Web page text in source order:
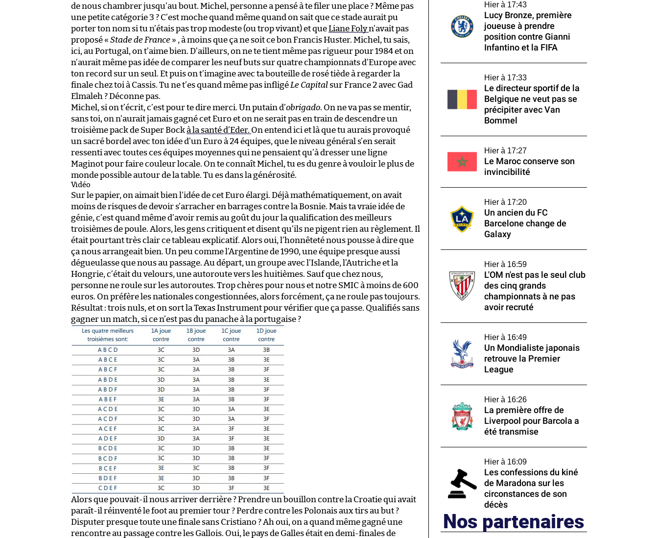
de nous chambrer jusqu’au bout. Michel, personne a pensé à te filer une place ? Même pas
une petite catégorie 3 ? C’est moche quand même quand on sait que ce stade aurait pu
porter ton nom si tu n’étais pas trop modeste (ou trop vivant) et queLiane Folyn’avait pas
proposé « Stade de France » , à moins que ça ne soit ce bon Francis Huster. Michel, tu sais,
ici, au Portugal, on t’aime bien. D’ailleurs, on ne te tient même pas rigueur pour 1984 et on
n’aurait même pas idée de comparer les neuf buts sur quatre championnats d’Europe avec
ton record sur un seul. Et puis on t’imagine avec ta bouteille de rosé tiède à regarder la
finale chez toi à Cassis. Tu ne t’es quand même pas infligé Le Capital sur France 2 avec Gad
Elmaleh ? Déconne pas.
Michel, si on t’écrit, c’est pour te dire merci. Un putain d’obrigado. On ne va pas se mentir,
sans toi, on n’aurait jamais gagné cet Euro et on ne serait pas en train de descendre un
troisième pack de Super Bockà la santé d’Eder. On entend ici et là que tu aurais provoqué
un sacré bordel avec ton idée d’un Euro à 24 équipes, que le niveau général s’en serait
ressenti avec toutes ces équipes moyennes qui ne pensaient qu’à dresser une ligne
Maginot pour faire couleur locale. On te connaît Michel, tu es du genre à vouloir le plus de
monde possible autour de la table. Tu es dans la générosité.
Vidéo
Sur le papier, on aimait bien l’idée de cet Euro élargi. Déjà mathématiquement, on avait
moins de risques de devoir s’arracher en barrages contre la Bosnie. Mais ta vraie idée de
génie, c’est quand même d’avoir remis au goût du jour la qualification des meilleurs
troisièmes de poule. Alors, les gens critiquent et disent qu’ils ne pigent rien au règlement. Il
était pourtant très clair ce tableau explicatif. Alors oui, l’honnêteté nous pousse à dire que
ça nous arrangeait bien. Un peu comme l’Argentine de 1990, une équipe presque aussi
dégueulasse que nous au passage. Au départ, un groupe avec l’Islande, l’Autriche et la
Hongrie, c’était du velours, une autoroute vers les huitièmes. Sauf que chez nous,
personne ne roule sur les autoroutes. Trop chères pour nous et notre SMIC à moins de 600
euros. On préfère les nationales congestionnées, alors forcément, ça ne roule pas toujours.
Résultat : trois nuls, et on sort la Texas Instrument pour vérifier que ça passe. Qualifiés sans
gagner un match, si ce n’est pas du panache à la portugaise ?
Alors que pouvait-il nous arriver derrière ? Prendre un bouillon contre la Croatie qui avait
paraît-il réinventé le foot au premier tour ? Perdre contre les Polonais aux tirs au but ?
Disputer presque toute une finale sans Cristiano ? Ah oui, on a quand même gagné une
rencontre au passage contre les Gallois. Oui, le pays de Galles était en demi-finales de
Hier à 17:43
Lucy Bronze, première
joueuse à prendre
position contre Gianni
Infantino et la FIFA
Hier à 17:33
Le directeur sportif de la
Belgique ne veut pas se
précipiter avec Van
Bommel
Hier à 17:27
Le Maroc conserve son
invincibilité
Hier à 17:20
Un ancien du FC
Barcelone change de
Galaxy
Hier à 16:59
L'OM n'est pas le seul club
des cinq grands
championnats à ne pas
avoir recruté
Hier à 16:49
Un Mondialiste japonais
retrouve la Premier
League
Hier à 16:26
La première offre de
Liverpool pour Barcola a
été transmise
Hier à 16:09
Les confessions du kiné
de Maradona sur les
circonstances de son
décès
Nos partenaires